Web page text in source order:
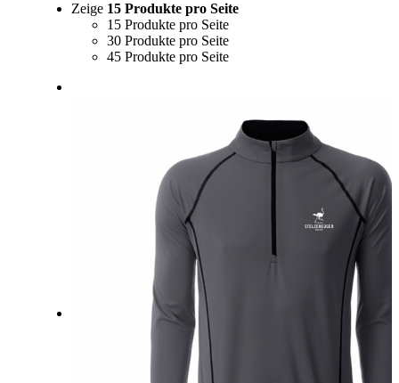
Link zu Facebook
Zeige 15 Produkte pro Seite
15 Produkte pro Seite
30 Produkte pro Seite
45 Produkte pro Seite